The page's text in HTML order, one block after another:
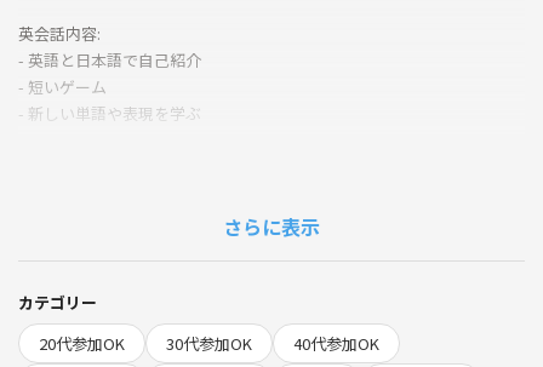
英会話内容:
- 英語と日本語で自己紹介
- 短いゲーム
- 新しい単語や表現を学ぶ
Would you like to practice speaking English with native speakers in a r
elaxed setting? This is not a structured programme, we want to have f
さらに表示
カテゴリー
20代参加OK
30代参加OK
40代参加OK